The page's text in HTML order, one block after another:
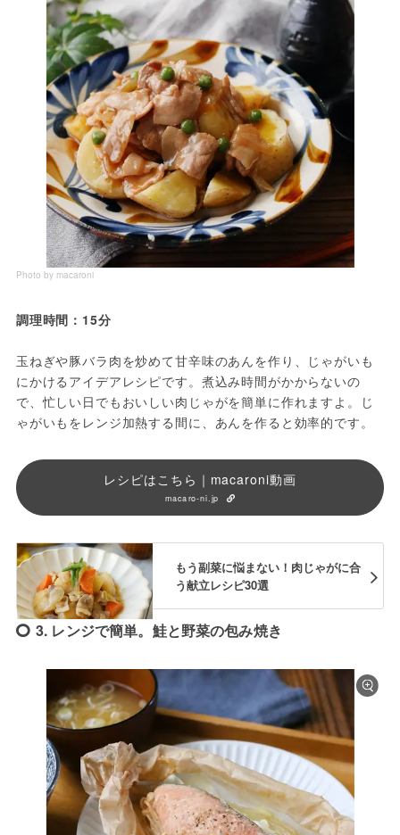
Photo by macaroni
調理時間：15分
玉ねぎや豚バラ肉を炒めて甘辛味のあんを作り、じゃがいも
にかけるアイデアレシピです。煮込み時間がかからないの
で、忙しい日でもおいしい肉じゃがを簡単に作れますよ。じ
ゃがいもをレンジ加熱する間に、あんを作ると効率的です。
レシピはこちら｜macaroni動画
macaro-ni.jp
もう副菜に悩まない！肉じゃがに合
う献立レシピ30選
3. レンジで簡単。鮭と野菜の包み焼き